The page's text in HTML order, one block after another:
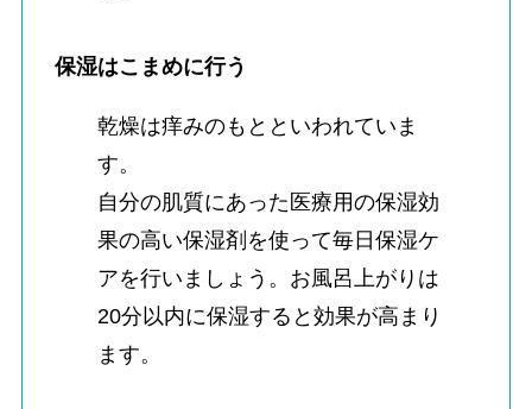
保湿はこまめに行う
乾燥は痒みのもとといわれていま
す。
自分の肌質にあった医療用の保湿効
果の高い保湿剤を使って毎日保湿ケ
アを行いましょう。お風呂上がりは
20分以内に保湿すると効果が高まり
ます。